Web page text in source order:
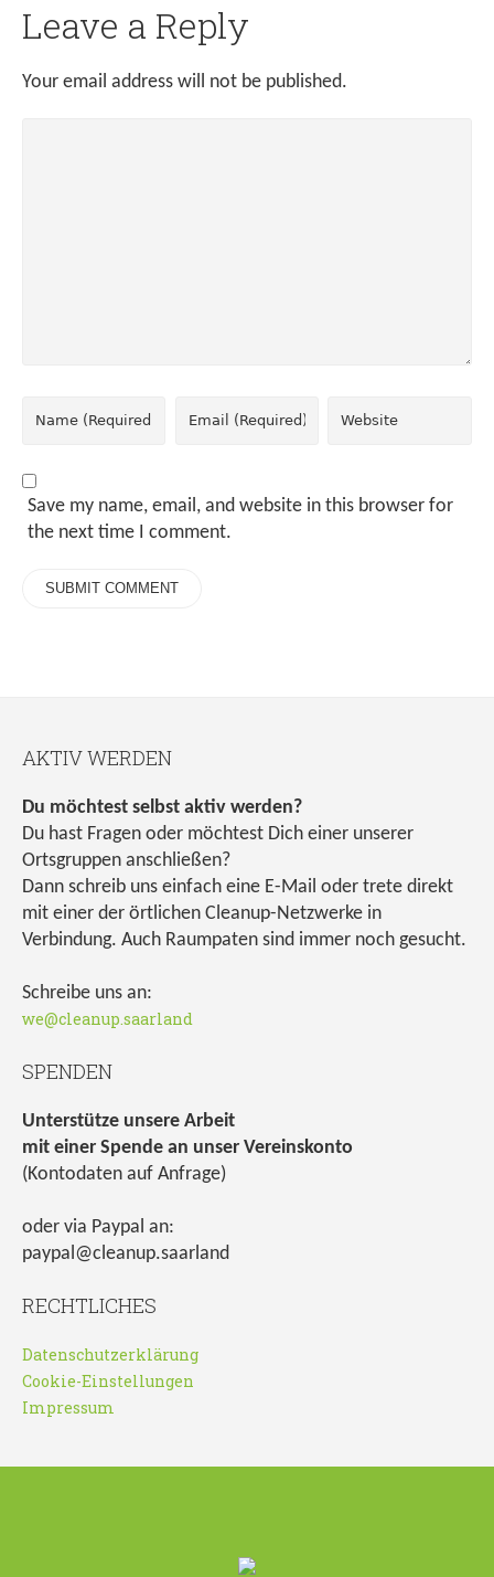
Leave a Reply
Your email address will not be published.
Save my name, email, and website in this browser for
the next time I comment.
AKTIV WERDEN
Du möchtest selbst aktiv werden?
Du hast Fragen oder möchtest Dich einer unserer
Ortsgruppen anschließen?
Dann schreib uns einfach eine E-Mail oder trete direkt
mit einer der örtlichen Cleanup-Netzwerke in
Verbindung. Auch Raumpaten sind immer noch gesucht.
Schreibe uns an:
we@cleanup.saarland
SPENDEN
Unterstütze unsere Arbeit
mit einer Spende an unser Vereinskonto
(Kontodaten auf Anfrage)
oder via Paypal an:
paypal@cleanup.saarland
RECHTLICHES
Datenschutzerklärung
Cookie-Einstellungen
Impressum